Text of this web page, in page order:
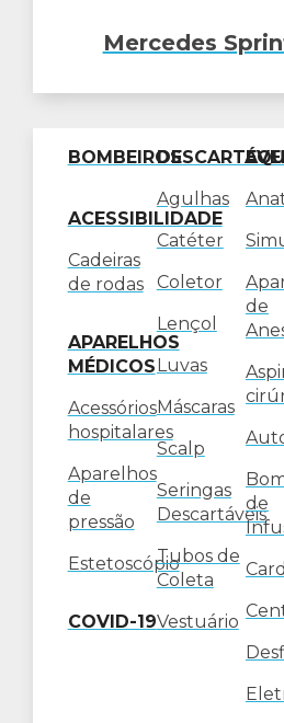
Mercedes
BOMBEIROS
ACESSIBILIDADE
Cadeiras
de rodas
APARELHOS
MÉDICOS
Acessórios
hospitalares
Aparelhos
de
pressão
Estetoscópio
COVID-19
Agulhas
Catéter
Coletor
Lençol
Luvas
Máscaras
Scalp
Seringas
Descartáveis
Tubos de
Coleta
Vestuário
de
de